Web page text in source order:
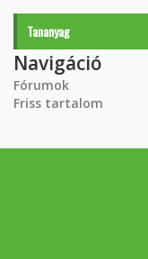
Tananyag
Navigáció
Fórumok
Friss tartalom